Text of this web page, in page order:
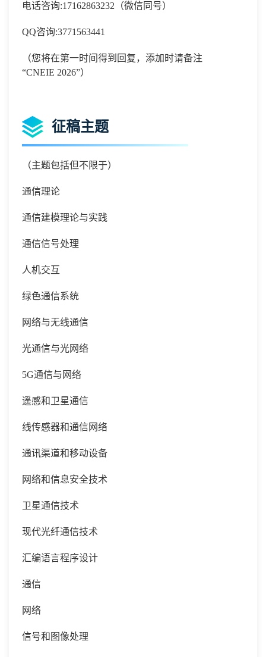
电话咨询:17162863232 （微信同号）
QQ咨询:3771563441
（您将在第一时间得到回复，添加时请备注
“CNEIE 2026”）
征稿主题
（主题包括但不限于）
通信理论
通信建模理论与实践
通信信号处理
人机交互
绿色通信系统
网络与无线通信
光通信与光网络
5G通信与网络
遥感和卫星通信
线传感器和通信网络
通讯渠道和移动设备
网络和信息安全技术
卫星通信技术
现代光纤通信技术
汇编语言程序设计
通信
网络
信号和图像处理